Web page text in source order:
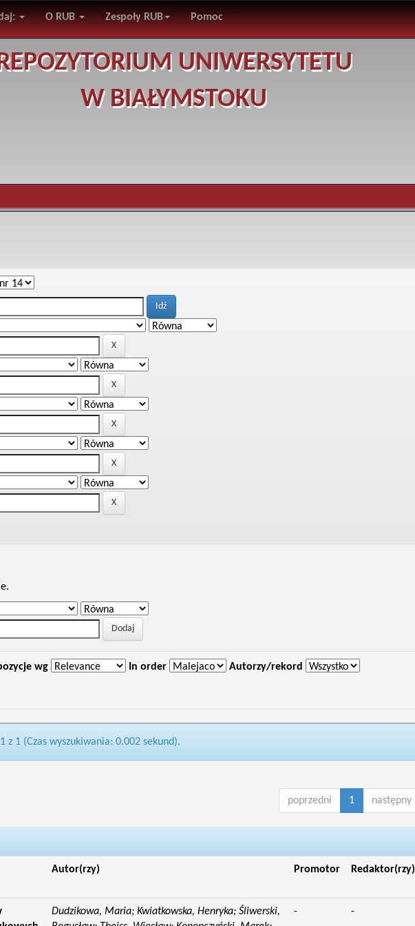
O RUB Zespoły RUB Pomoc
UNIWERSYTETU
W BIAŁYMSTOKU
wg In order Autorzy/rekord
z 1 (Czas wyszukiwania: 0.002 sekund).
poprzedni 1 następny
Autor(rzy) Promotor Redaktor(rzy)
Dudzikowa, Maria; Kwiatkowska, Henryka; Śliwerski,
- -